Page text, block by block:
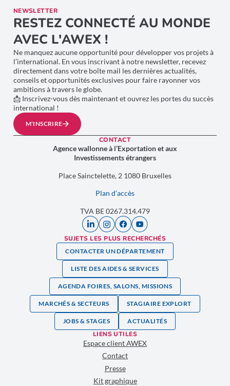
NEWSLETTER
RESTEZ CONNECTÉ AU MONDE
AVEC L'AWEX !
Ne manquez aucune opportunité pour développer vos projets à
l’international. En vous inscrivant à notre newsletter, recevez
directement dans votre boîte mail les dernières actualités,
conseils et opportunités exclusives pour faire rayonner vos
ambitions à travers le globe.
📩 Inscrivez-vous dès maintenant et ouvrez les portes du succès
international !
M'INSCRIRE
CONTACT
Agence wallonne à l’Exportation et aux
Investissements étrangers
Place Sainctelette, 2 1080 Bruxelles
Plan d’accès
TVA BE 0267.314.479
SUJETS LES PLUS RECHERCHÉS
CONTACTER UN DÉPARTEMENT
LISTE DES AIDES & SERVICES
AGENDA FOIRES, SALONS, MISSIONS
MARCHÉS & SECTEURS STAGIAIRE EXPLORT
JOBS & STAGES ACTUALITÉS
LIENS UTILES
Espace client AWEX
Contact
Presse
Kit graphique